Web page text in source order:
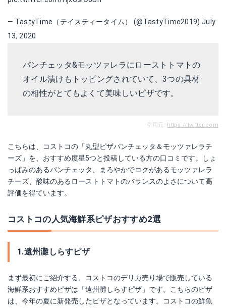
— TastyTime（テイスティータイム） (@TastyTime2019)July
13, 2020
パンチェッタ&モッツァレラにローストトマトの
オイル漬けもトッピングされていて、3つの具材
の相性がとてもよくて美味しいピザです。
引用元: https://twitter.com
こちらは、コストコの「丸型ピザパンチェッタ＆モッツァレラチ
ーズ」を、おすすめ度星5つと投稿している方の口コミです。しょ
っぱみのあるパンチェッタ、まろやかでコクがあるモッツァレラ
チーズ、酸味のあるローストトマトのバランスのよさについて高
評価を得ています。
コストコの人気海鮮系ピザおすすめ2選
1.遠州灘しらすピザ
まず最初にご紹介する、コストコのデリカ売り場で販売している
海鮮系おすすめピザは「遠州灘しらすピザ」です。こちらのピザ
は、今年の夏に新発売したピザとなっています。コストコの鮮魚